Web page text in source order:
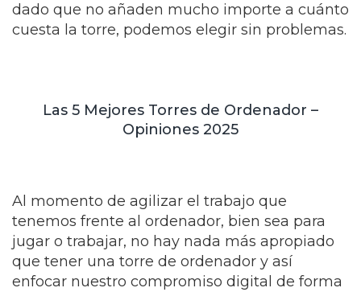
dado que no añaden mucho importe a cuánto
cuesta la torre, podemos elegir sin problemas.
Las 5 Mejores Torres de Ordenador –
Opiniones 2025
Al momento de agilizar el trabajo que
tenemos frente al ordenador, bien sea para
jugar o trabajar, no hay nada más apropiado
que tener una torre de ordenador y así
enfocar nuestro compromiso digital de forma